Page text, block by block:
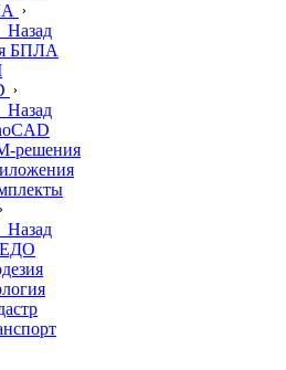
Назад
БПЛА
Назад
решения
Назад